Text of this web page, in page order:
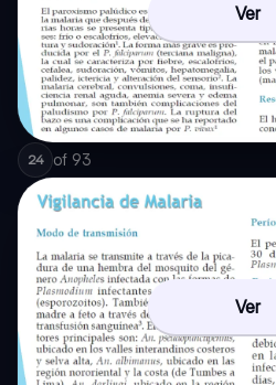
Ver
24 of 93
Ver